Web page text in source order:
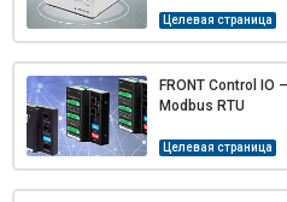
Целевая страница
Целевая страница
FRONT Control
Modbus RTU